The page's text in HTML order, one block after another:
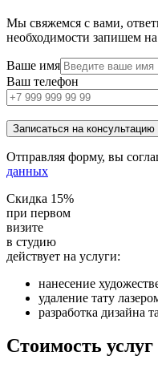
Мы свяжемся с вами,
необходимости запишем
Ваше имя
Ваш телефон
Отправляя форму, вы
данных
Скидка 15%
при первом
визите
в студию
действует на услуги:
нанесение
удаление тату
разработка дизайна
Стоимость услуг